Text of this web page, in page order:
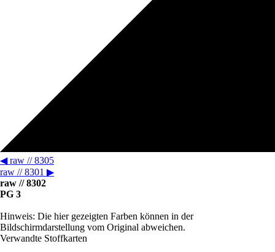
◀raw // 8305
raw // 8301 ▶
raw // 8302
PG 3
Hinweis: Die hier gezeigten Farben können in der
Bildschirmdarstellung vom Original abweichen.
Verwandte Stoffkarten